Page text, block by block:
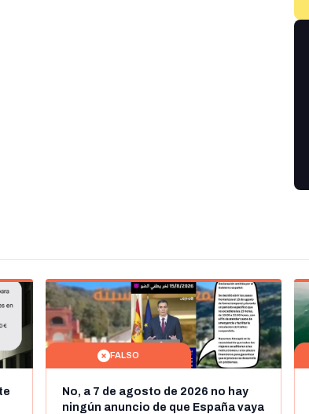
FALSO
No, a 7 de agosto de 2026 no hay
ningún anuncio de que España vaya